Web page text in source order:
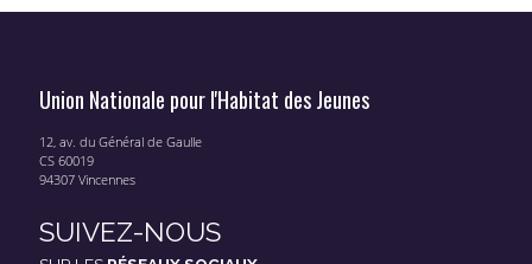
Union Nationale pour l'Habitat des Jeunes
12, av. du Général de Gaulle
CS 60019
94307 Vincennes
SUIVEZ-NOUS